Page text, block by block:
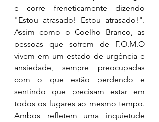
e corre freneticamente dizendo
"Estou atrasado! Estou atrasado!".
Assim como o Coelho Branco, as
pessoas que sofrem de F.O.M.O
vivem em um estado de urgência e
ansiedade, sempre preocupadas
com o que estão perdendo e
sentindo que precisam estar em
todos os lugares ao mesmo tempo.
Ambos refletem uma inquietude